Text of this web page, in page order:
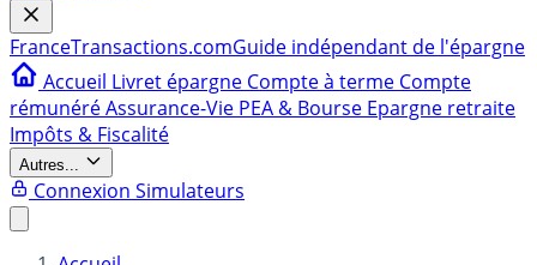
FranceTransactions.comGuide indépendant de l'épargne
Accueil Livret épargne Compte à terme Compte
rémunéréAssurance-Vie PEA & Bourse Epargne retraite
Impôts & Fiscalité
Autres...
Connexion Simulateurs